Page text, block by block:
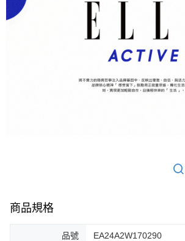
商品規格
品號 EA24A2W170290